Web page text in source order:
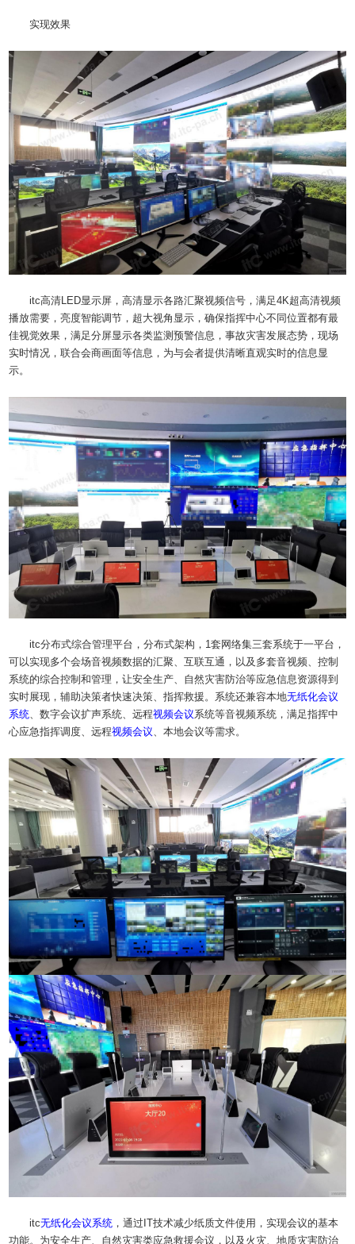
实现效果
itc高清LED显示屏，高清显示各路汇聚视频信号，满足4K超高清视频
播放需要，亮度智能调节，超大视角显示，确保指挥中心不同位置都有最
佳视觉效果，满足分屏显示各类监测预警信息，事故灾害发展态势，现场
实时情况，联合会商画面等信息，为与会者提供清晰直观实时的信息显
示。
itc分布式综合管理平台，分布式架构，1套网络集三套系统于一平台，
可以实现多个会场音视频数据的汇聚、互联互通，以及多套音视频、控制
系统的综合控制和管理，让安全生产、自然灾害防治等应急信息资源得到
实时展现，辅助决策者快速决策、指挥救援。系统还兼容本地无纸化会议
系统、数字会议扩声系统、远程视频会议系统等音视频系统，满足指挥中
心应急指挥调度、远程视频会议、本地会议等需求。
itc无纸化会议系统 ，通过IT技术减少纸质文件使用，实现会议的基本
功能。为安全生产、自然灾害类应急救援会议，以及火灾、地质灾害防治